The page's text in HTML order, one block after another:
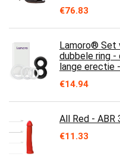
€76.83
Lamoro® Set
dubbele ring -
lange erectie
€14.94
All Red - ABR
€11.33